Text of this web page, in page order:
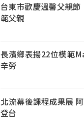
台東市歡慶溫馨父親
範父親
長濱鄉表揚22位模範
辛勞
北流幕後課程成果展
登台